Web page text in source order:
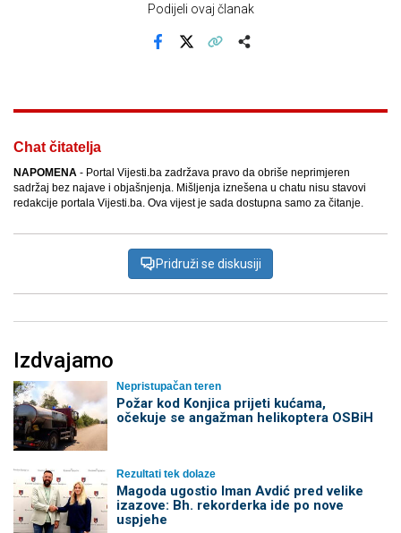
Podijeli ovaj članak
Chat čitatelja
NAPOMENA - Portal Vijesti.ba zadržava pravo da obriše neprimjeren
sadržaj bez najave i objašnjenja. Mišljenja iznešena u chatu nisu stavovi
redakcije portala Vijesti.ba. Ova vijest je sada dostupna samo za čitanje.
Pridruži se diskusiji
Izdvajamo
Nepristupačan teren
Požar kod Konjica prijeti kućama,
očekuje se angažman helikoptera OSBiH
Rezultati tek dolaze
Magoda ugostio Iman Avdić pred velike
izazove: Bh. rekorderka ide po nove
uspjehe